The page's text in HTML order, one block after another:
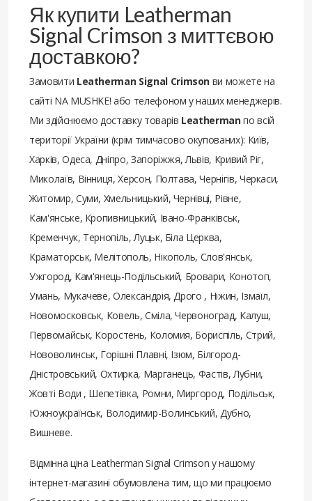
Як купити Leatherman
Signal Crimson з миттєвою
доставкою?
Замовити Leatherman Signal Crimson ви можете на
сайті NA MUSHKE! або телефоном у наших менеджерів.
Ми здійснюємо доставку товарів Leathermanпо всій
території України (крім тимчасово окупованих): Київ,
Харків, Одеса, Дніпро, Запоріжжя, Львів, Кривий Ріг,
Миколаїв, Вінниця, Херсон, Полтава, Чернігів, Черкаси,
Житомир, Суми, Хмельницький, Чернівці, Рівне,
Кам'янське, Кропивницький, Івано-Франківськ,
Кременчук, Тернопіль, Луцьк, Біла Церква,
Краматорськ, Мелітополь, Нікополь, Слов'янськ,
Ужгород, Кам'янець-Подільський, Бровари, Конотоп,
Умань, Мукачеве, Олександрія, Дрого , Ніжин, Ізмаїл,
Новомосковськ, Ковель, Сміла, Червоноград, Калуш,
Первомайськ, Коростень, Коломия, Бориспіль, Стрий,
Нововолинськ, Горішні Плавні, Ізюм, Білгород-
Дністровський, Охтирка, Марганець, Фастів, Лубни,
Жовті Води , Шепетівка, Ромни, Миргород, Подільськ,
Южноукраїнськ, Володимир-Волинський, Дубно,
Вишневе.
Відмінна ціна Leatherman Signal Crimson у нашому
інтернет-магазині обумовлена ​​тим, що ми працюємо